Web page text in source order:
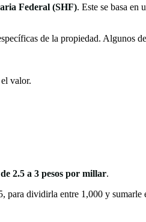
Federal (SHF). Este se basa en
de la propiedad. Algunos
valor.
2.5 a 3 pesos por millar.
dividirla entre 1,000 y